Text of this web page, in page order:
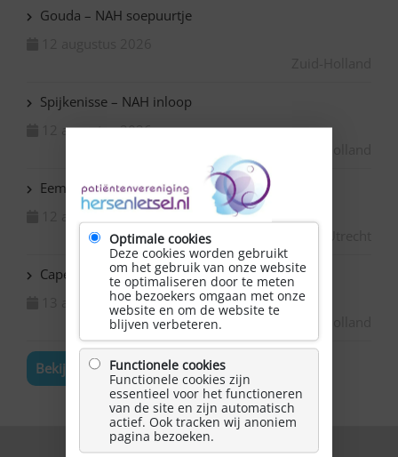
Gouda – NAH soepuurtje
Spijkenisse – NAH inloop
12 augustus 2026
Eemnes: NAH Café
Capelle ad IJssel – Boetseren in het Praatatelier
13 augustus 2026
Bekijk de volledige agenda
Optimale cookies
Deze cookies worden gebruikt
om het gebruik van onze website
te optimaliseren door te meten
hoe bezoekers omgaan met onze
website en om de website te
blijven verbeteren.
Functionele cookies
Functionele cookies zijn
essentieel voor het functioneren
van de site en zijn automatisch
actief. Ook tracken wij anoniem
pagina bezoeken.